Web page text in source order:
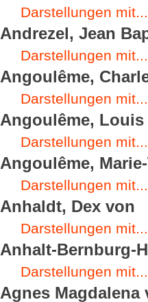
Darstellungen mit...
Andrezel, Jean
Darstellungen mit...
Angoulême,
Darstellungen mit...
Angoulême, Louis
Darstellungen mit...
Angoulême,
Darstellungen mit...
Anhaldt, Dex von
Darstellungen mit...
Anhalt-Bernburg-
Darstellungen mit...
Agnes Magdalena